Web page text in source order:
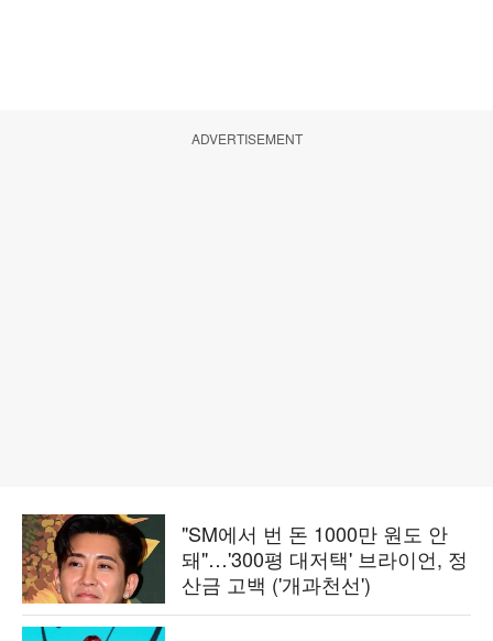
ADVERTISEMENT
"SM에서 번 돈 1000만 원도 안
돼"…'300평 대저택' 브라이언, 정
산금 고백 ('개과천선')